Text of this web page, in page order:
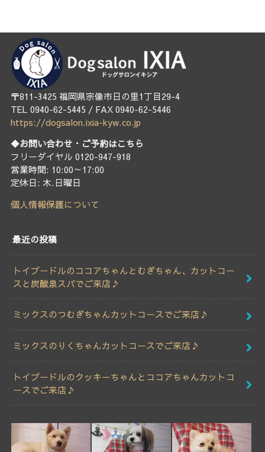
〒811-3425 福岡県宗像市日の里1丁目29-4
TEL 0940-62-5445 / FAX 0940-62-5446
https://dogsalon.ixia-kyw.co.jp
◆お問い合わせ・ご予約はこちら
フリーダイヤル 0120-947-918
営業時間: 10:00～17:00
定休日: 木.日曜日
個人情報保護について
最近の投稿
トイプードルのココアちゃんとむぎちゃん、カットコー
スと炭酸泉スパでご来店♪
ミックスのつむぎちゃんカットコースでご来店♪
ミックスのりくちゃんカットコースでご来店♪
トイプードルのクッキーちゃんとココアちゃんカットコ
ースでご来店♪